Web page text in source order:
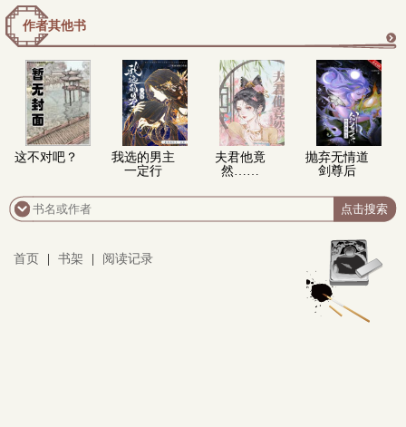
作者其他书
这不对吧？
我选的男主
一定行
夫君他竟
然……
抛弃无情道
剑尊后
首页 书架 阅读记录